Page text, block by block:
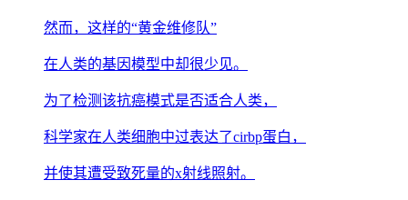
然而，这样的“黄金维修队”
在人类的基因模型中却很少见。
为了检测该抗癌模式是否适合人类，
科学家在人类细胞中过表达了cirbp蛋白，
并使其遭受致死量的x射线照射。